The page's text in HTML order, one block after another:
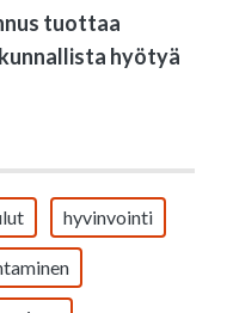
tuottaa
hyötyä
hyvinvointi